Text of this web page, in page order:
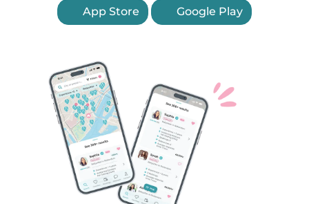
App Store Google Play